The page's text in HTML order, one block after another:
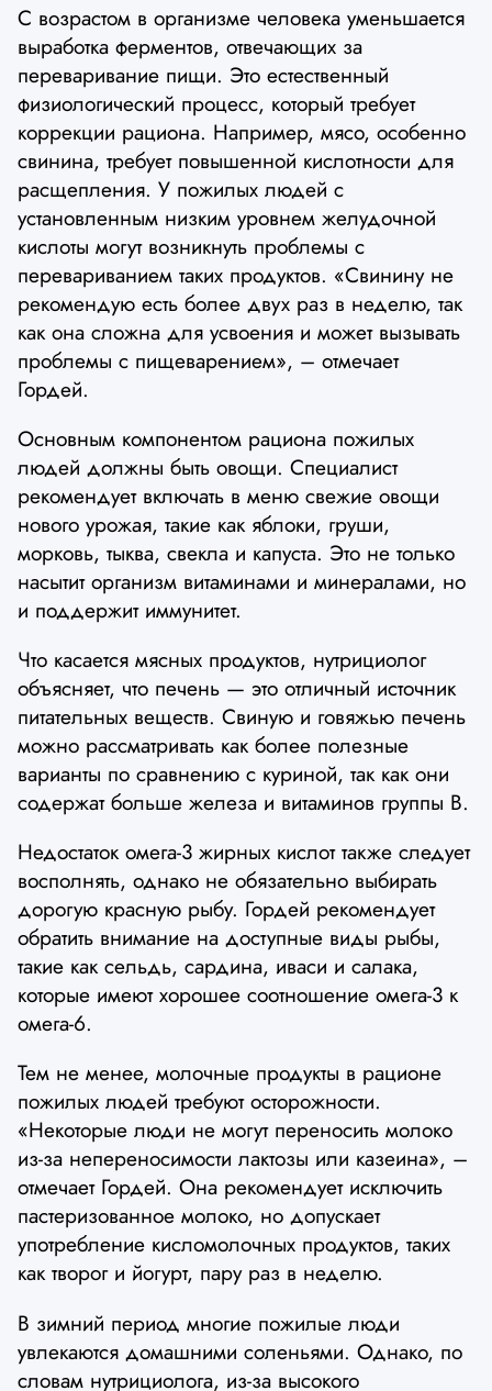
С возрастом в организме человека уменьшается
выработка ферментов, отвечающих за
переваривание пищи. Это естественный
физиологический процесс, который требует
коррекции рациона. Например, мясо, особенно
свинина, требует повышенной кислотности для
расщепления. У пожилых людей с
установленным низким уровнем желудочной
кислоты могут возникнуть проблемы с
перевариванием таких продуктов. «Свинину не
рекомендую есть более двух раз в неделю, так
как она сложна для усвоения и может вызывать
проблемы с пищеварением», – отмечает
Гордей.
Основным компонентом рациона пожилых
людей должны быть овощи. Специалист
рекомендует включать в меню свежие овощи
нового урожая, такие как яблоки, груши,
морковь, тыква, свекла и капуста. Это не только
насытит организм витаминами и минералами, но
и поддержит иммунитет.
Что касается мясных продуктов, нутрициолог
объясняет, что печень — это отличный источник
питательных веществ. Свиную и говяжью печень
можно рассматривать как более полезные
варианты по сравнению с куриной, так как они
содержат больше железа и витаминов группы В.
Недостаток омега-3 жирных кислот также следует
восполнять, однако не обязательно выбирать
дорогую красную рыбу. Гордей рекомендует
обратить внимание на доступные виды рыбы,
такие как сельдь, сардина, иваси и салака,
которые имеют хорошее соотношение омега-3 к
омега-6.
Тем не менее, молочные продукты в рационе
пожилых людей требуют осторожности.
«Некоторые люди не могут переносить молоко
из-за непереносимости лактозы или казеина», –
отмечает Гордей. Она рекомендует исключить
пастеризованное молоко, но допускает
употребление кисломолочных продуктов, таких
как творог и йогурт, пару раз в неделю.
В зимний период многие пожилые люди
увлекаются домашними соленьями. Однако, по
словам нутрициолога, из-за высокого